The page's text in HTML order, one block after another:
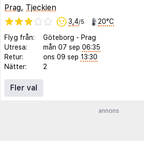
Prag, Tjeckien
3,4/5 20°C
Flyg från: Göteborg - Prag
Utresa:
mån 07 sep 06:35
Retur:
ons 09 sep 13:30
Nätter:
2
Fler val
annons